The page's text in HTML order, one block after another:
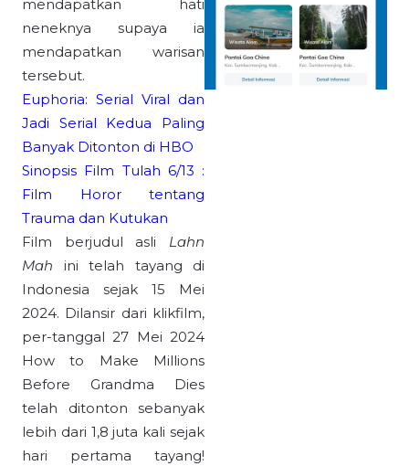
mendapatkan hati
neneknya supaya ia
mendapatkan warisan
tersebut.
Euphoria: Serial Viral dan
Jadi Serial Kedua Paling
Banyak Ditonton di HBO
Sinopsis Film Tulah 6/13 :
Film Horor tentang
Trauma dan Kutukan
Film berjudul asli Lahn
Mah ini telah tayang di
Indonesia sejak 15 Mei
2024. Dilansir dari klikfilm,
per-tanggal 27 Mei 2024
How to Make Millions
Before Grandma Dies
telah ditonton sebanyak
lebih dari 1,8 juta kali sejak
hari pertama tayang!